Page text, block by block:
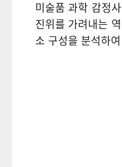
미술품 과학 감정
진위를 가려내는
소 구성을 분석하